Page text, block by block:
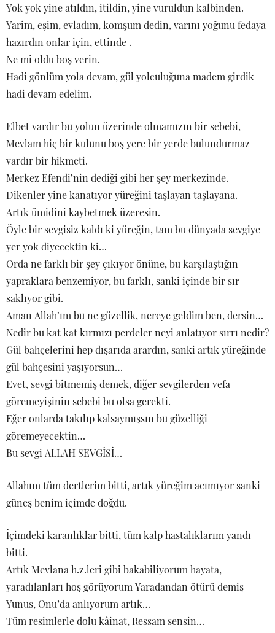
Yok yok yine atıldın, itildin, yine vuruldun kalbinden.
Yarim, eşim, evladım, komşum dedin, varını yoğunu fedaya
hazırdın onlar için, ettinde .
Ne mi oldu boş verin.
Hadi gönlüm yola devam, gül yolculuğuna madem girdik
hadi devam edelim.
Elbet vardır bu yolun üzerinde olmamızın bir sebebi,
Mevlam hiç bir kulunu boş yere bir yerde bulundurmaz
vardır bir hikmeti.
Merkez Efendi’nin dediği gibi her şey merkezinde.
Dikenler yine kanatıyor yüreğini taşlayan taşlayana.
Artık ümidini kaybetmek üzeresin.
Öyle bir sevgisiz kaldı ki yüreğin, tam bu dünyada sevgiye
yer yok diyecektin ki…
Orda ne farklı bir şey çıkıyor önüne, bu karşılaştığın
yapraklara benzemiyor, bu farklı, sanki içinde bir sır
saklıyor gibi.
Aman Allah’ım bu ne güzellik, nereye geldim ben, dersin…
Nedir bu kat kat kırmızı perdeler neyi anlatıyor sırrı nedir?
Gül bahçelerini hep dışarıda arardın, sanki artık yüreğinde
gül bahçesini yaşıyorsun…
Evet, sevgi bitmemiş demek, diğer sevgilerden vefa
göremeyişinin sebebi bu olsa gerekti.
Eğer onlarda takılıp kalsaymışsın bu güzelliği
göremeyecektin…
Bu sevgi ALLAH SEVGİSİ…
Allahım tüm dertlerim bitti, artık yüreğim acımıyor sanki
güneş benim içimde doğdu.
İçimdeki karanlıklar bitti, tüm kalp hastalıklarım yandı
bitti.
Artık Mevlana h.z.leri gibi bakabiliyorum hayata,
yaradılanları hoş görüyorum Yaradandan ötürü demiş
Yunus, Onu’da anlıyorum artık…
Tüm resimlerle dolu kâinat, Ressam sensin…